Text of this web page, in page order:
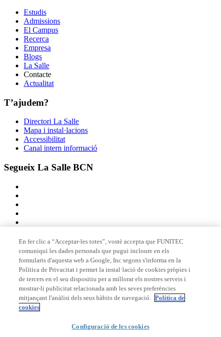
Estudis
Admissions
El Campus
Recerca
Empresa
Blogs
La Salle
Contacte
Actualitat
T’ajudem?
Directori La Salle
Mapa i instal·lacions
Accessibilitat
Canal intern informació
Segueix La Salle BCN
Membre de
Acreditacions
© 2026 La Salle Campus Barcelona - URL |Avís legal
En fer clic a “Acceptar-les totes”, vostè accepta que FUNITEC
comuniqui les dades personals que pugui incloure en els
formularis d'aquesta web a Google, Inc segons s'informa en la
Política de Privacitat i permet la instal·lació de cookies pròpies i
de tercers en el seu dispositiu per a millorar els nostres serveis i
mostrar-li publicitat relacionada amb les seves preferències
mitjançant l'anàlisi dels seus hàbits de navegació. Política de
cookies
Configuració de les cookies